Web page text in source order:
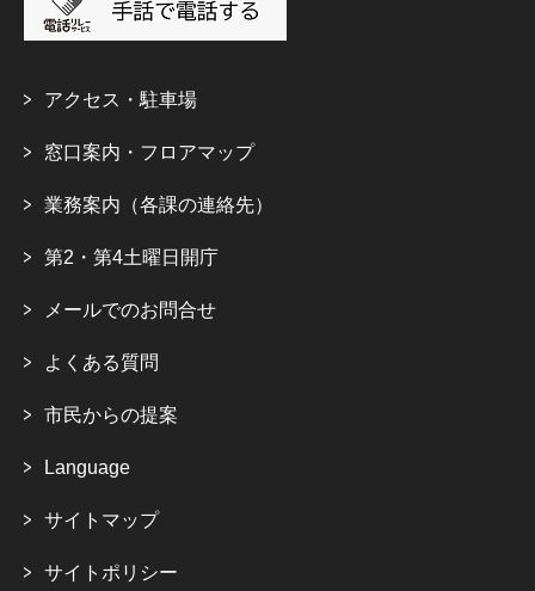
アクセス・駐車場
窓口案内・フロアマップ
業務案内（各課の連絡先）
第2・第4土曜日開庁
メールでのお問合せ
よくある質問
市民からの提案
Language
サイトマップ
サイトポリシー